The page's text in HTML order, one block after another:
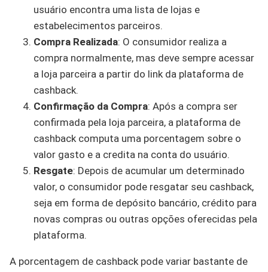
usuário encontra uma lista de lojas e
estabelecimentos parceiros.
Compra Realizada: O consumidor realiza a
compra normalmente, mas deve sempre acessar
a loja parceira a partir do link da plataforma de
cashback.
Confirmação da Compra: Após a compra ser
confirmada pela loja parceira, a plataforma de
cashback computa uma porcentagem sobre o
valor gasto e a credita na conta do usuário.
Resgate: Depois de acumular um determinado
valor, o consumidor pode resgatar seu cashback,
seja em forma de depósito bancário, crédito para
novas compras ou outras opções oferecidas pela
plataforma.
A porcentagem de cashback pode variar bastante de